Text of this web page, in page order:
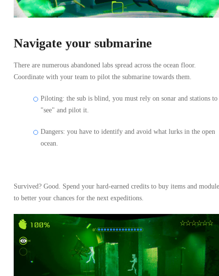
Navigate your submarine
There are numerous abandoned labs spread across the ocean floor.
Coordinate with your team to pilot the submarine towards them.
Piloting: the sub is blind, you must rely on sonar and stations to
"see" and pilot it.
Dangers: you have to identify and avoid what lurks in the open
ocean.
Survived? Good. Spend your hard-earned credits to buy items and
to better your chances for the next expeditions.